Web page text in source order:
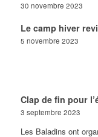
30 novembre 2023
Le camp hiver
5 novembre 2023
Clap de fin pour
3 septembre 2023
Les Baladins ont